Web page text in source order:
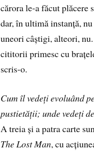
cărora le-a făcut plăcere
dar, în ultimă instanță,
uneori câștigi, alteori,
cititorii primesc cu
scris-o.
Cum îl vedeți evoluând
pustietății; unde vedeți
A treia și a patra carte
The Lost Man, cu